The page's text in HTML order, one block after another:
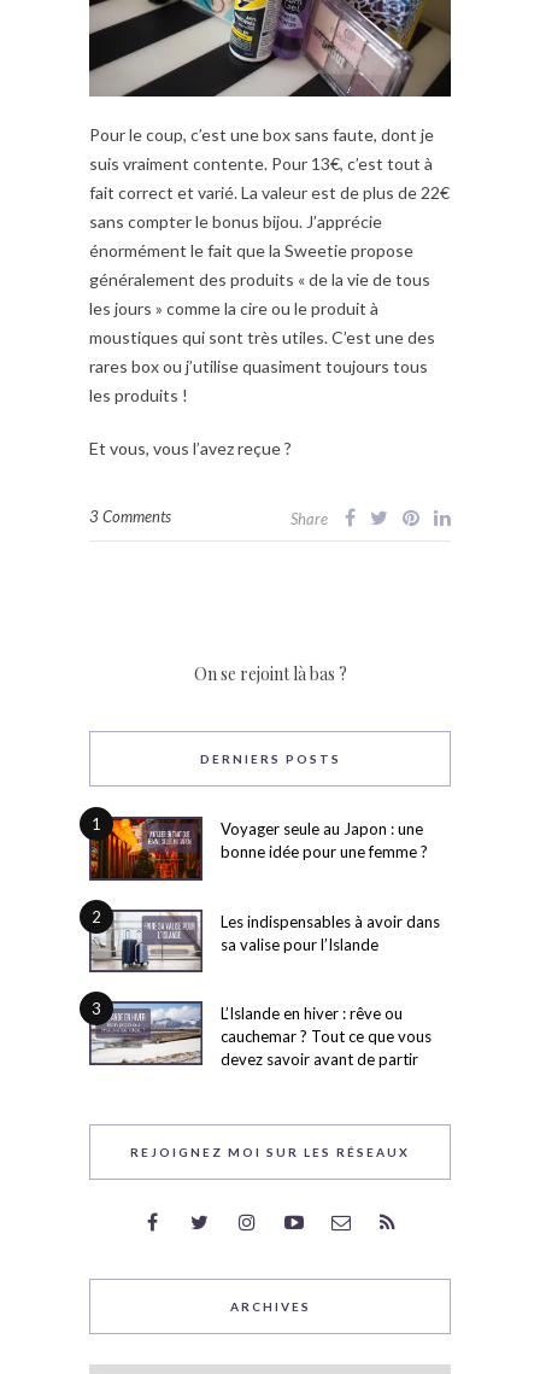
Pour le coup, c’est une box sans faute, dont je
suis vraiment contente. Pour 13€, c’est tout à
fait correct et varié. La valeur est de plus de 22€
sans compter le bonus bijou. J’apprécie
énormément le fait que la Sweetie propose
généralement des produits « de la vie de tous
les jours » comme la cire ou le produit à
moustiques qui sont très utiles. C’est une des
rares box ou j’utilise quasiment toujours tous
les produits !
Et vous, vous l’avez reçue ?
3 Comments Share
On se rejoint là bas ?
DERNIERS POSTS
1
Voyager seule au Japon : une
bonne idée pour une femme ?
2
Les indispensables à avoir dans
sa valise pour l’Islande
3
L’Islande en hiver : rêve ou
cauchemar ? Tout ce que vous
devez savoir avant de partir
REJOIGNEZ MOI SUR LES RÉSEAUX
ARCHIVES